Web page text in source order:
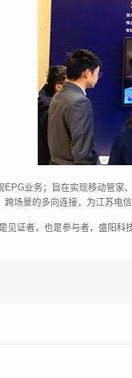
业务；旨在实现移动管
场景的多向连接，为江苏电
见证者，也是参与者，盛阳